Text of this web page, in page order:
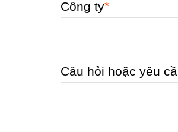
Công ty*
Câu hỏi hoặc yêu